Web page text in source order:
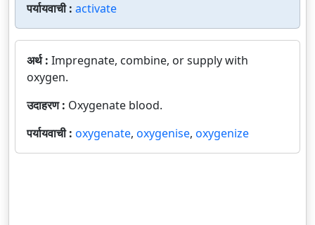
पर्यायवाची : activate
अर्थ : Impregnate, combine, or supply with
oxygen.
उदाहरण : Oxygenate blood.
पर्यायवाची : oxygenate, oxygenise, oxygenize